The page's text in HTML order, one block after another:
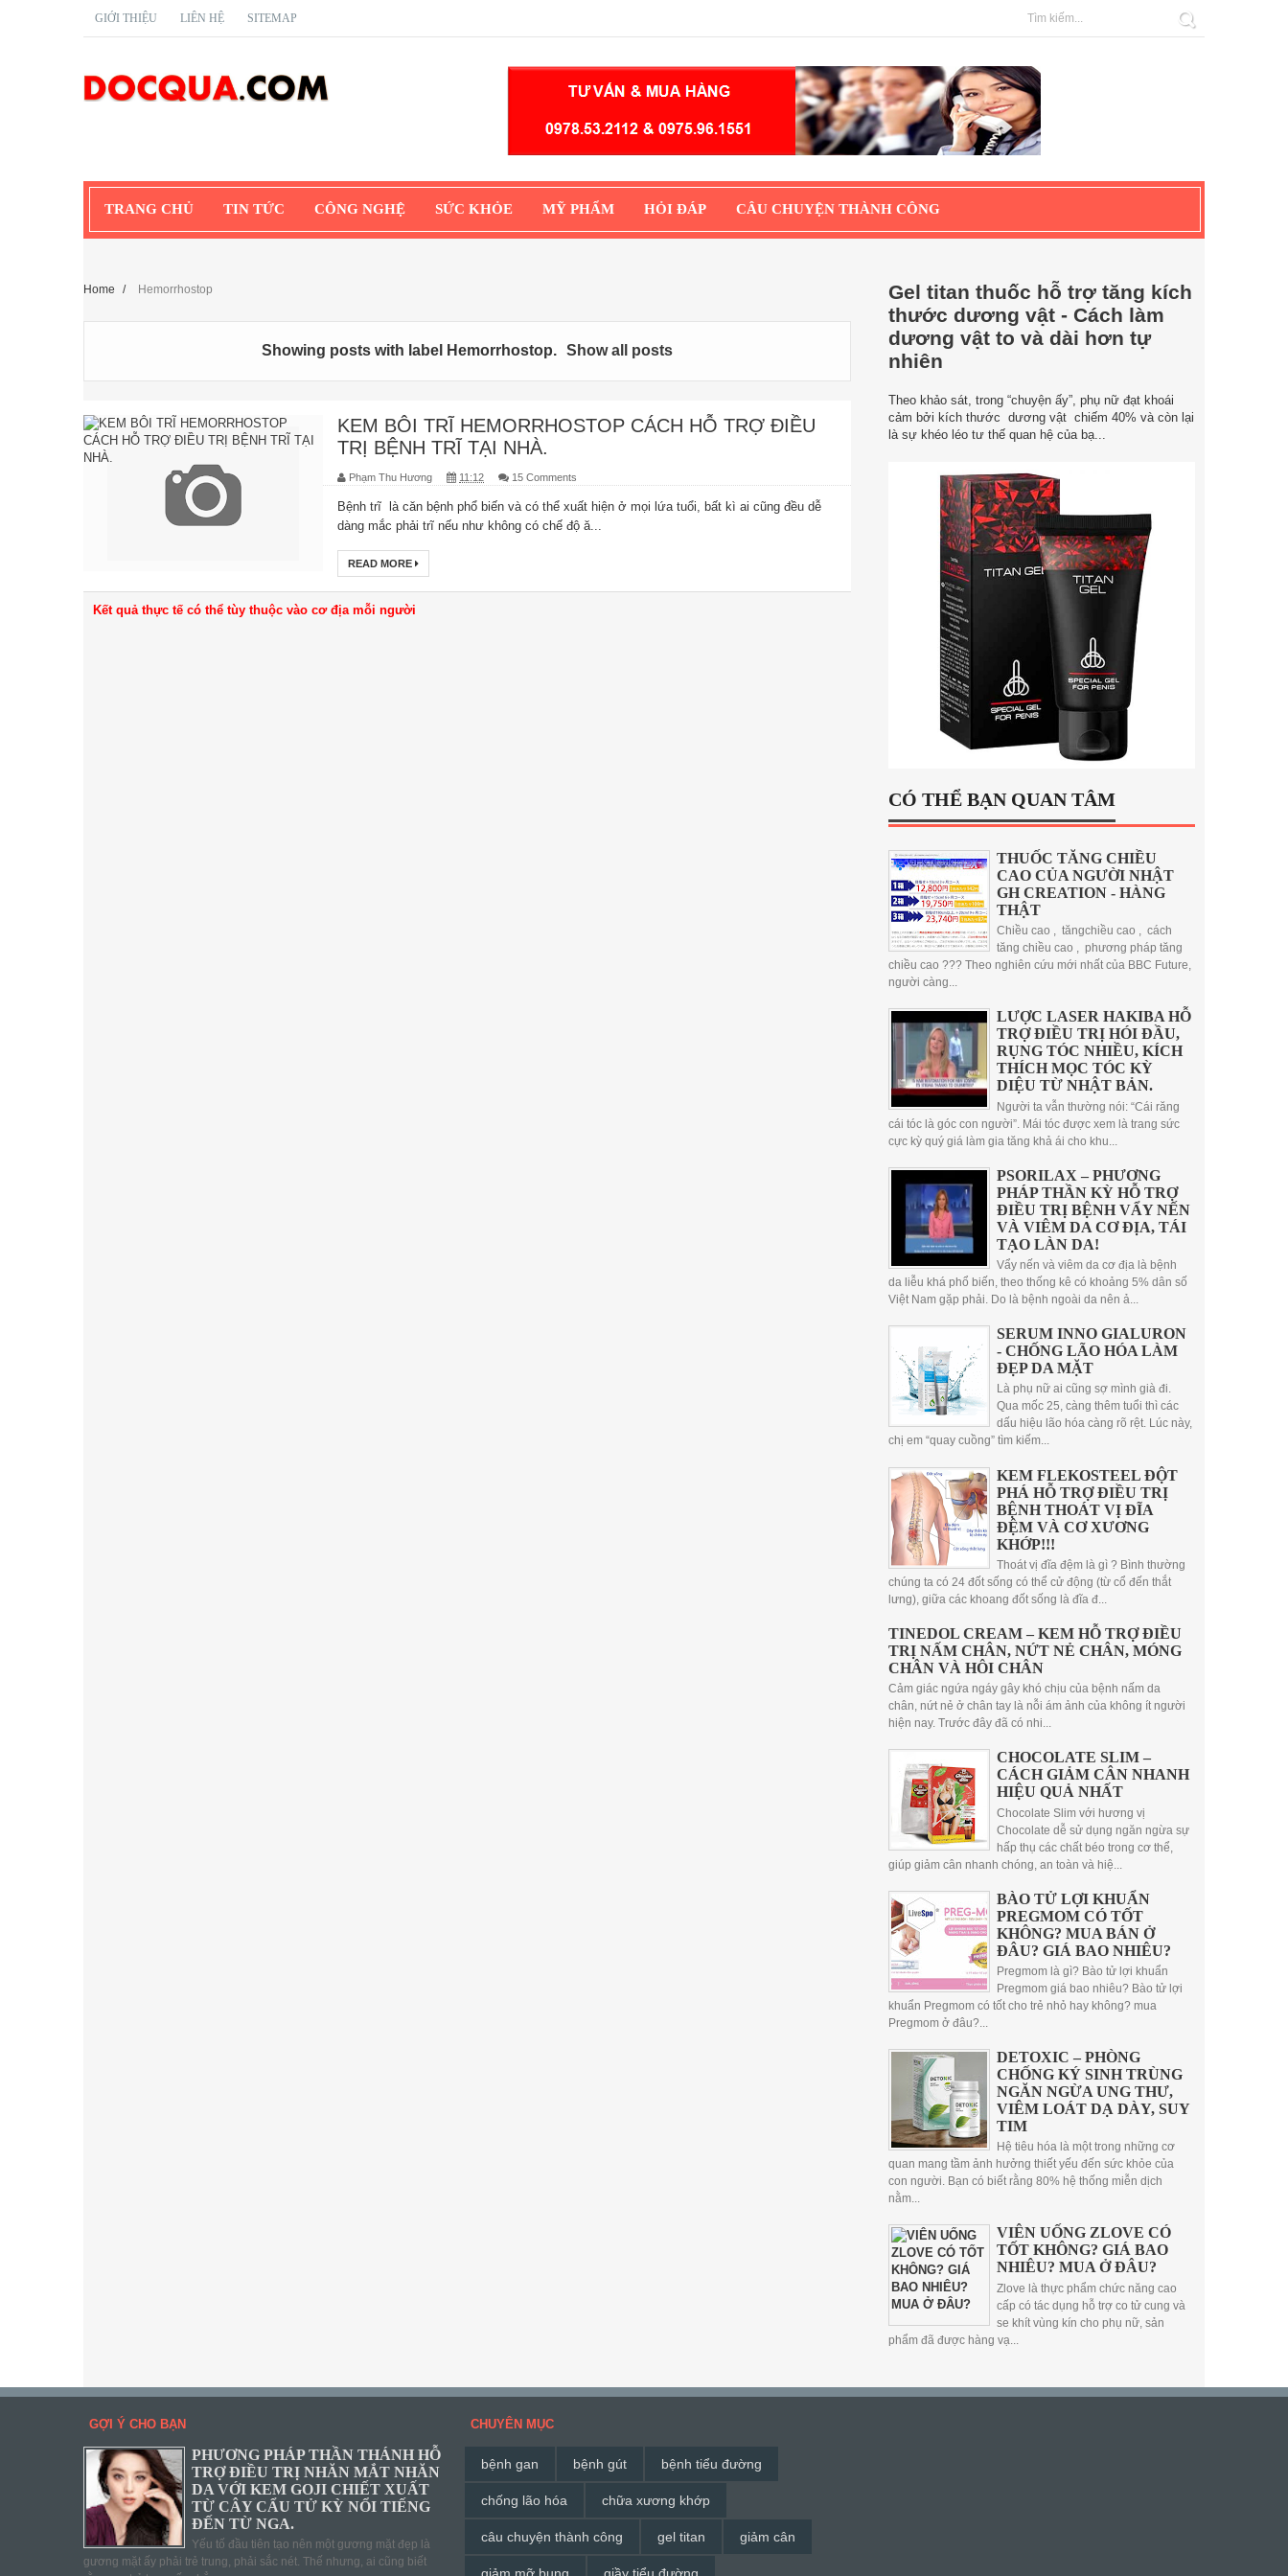
GIỚI THIỆU LIÊN HỆ SITEMAP
TRANG CHỦ TIN TỨC CÔNG NGHỆ SỨC KHỎE MỸ PHẨM HỎI ĐÁP CÂU CHUYỆN THÀNH CÔNG
Home / Hemorrhostop
Showing posts with label Hemorrhostop. Show all posts
KEM BÔI TRĨ HEMORRHOSTOP CÁCH HỖ TRỢ ĐIỀU
TRỊ BỆNH TRĨ TẠI NHÀ.
Phạm Thu Hương 11:12 15 Comments
Bệnh trĩ là căn bệnh phổ biến và có thể xuất hiện ở mọi lứa tuổi, bất kì ai cũng đều dễ
dàng mắc phải trĩ nếu như không có chế độ ă...
READ MORE
Kết quả thực tế có thể tùy thuộc vào cơ địa mỗi người
Gel titan thuốc hỗ trợ tăng kích
thước dương vật - Cách làm
dương vật to và dài hơn tự
nhiên
Theo khảo sát, trong “chuyện ấy”, phụ nữ đạt khoái
cảm bởi kích thước dương vật chiếm 40% và còn lại
là sự khéo léo tư thế quan hệ của bạ...
CÓ THỂ BẠN QUAN TÂM
THUỐC TĂNG CHIỀU
CAO CỦA NGƯỜI NHẬT
GH CREATION - HÀNG
THẬT
Chiều cao , tăngchiều cao , cách
tăng chiều cao , phương pháp tăng
chiều cao ??? Theo nghiên cứu mới nhất của BBC Future,
người càng...
LƯỢC LASER HAKIBA HỖ
TRỢ ĐIỀU TRỊ HÓI ĐẦU,
RỤNG TÓC NHIỀU, KÍCH
THÍCH MỌC TÓC KỲ
DIỆU TỪ NHẬT BẢN.
Người ta vẫn thường nói: “Cái răng
cái tóc là góc con người”. Mái tóc được xem là trang sức
cực kỳ quý giá làm gia tăng khả ái cho khu...
PSORILAX – PHƯƠNG
PHÁP THẦN KỲ HỖ TRỢ
ĐIỀU TRỊ BỆNH VẨY NẾN
VÀ VIÊM DA CƠ ĐỊA, TÁI
TẠO LÀN DA!
Vẩy nến và viêm da cơ địa là bệnh
da liễu khá phổ biến, theo thống kê có khoảng 5% dân số
Việt Nam gặp phải. Do là bệnh ngoài da nên ả...
SERUM INNO GIALURON
- CHỐNG LÃO HÓA LÀM
ĐẸP DA MẶT
Là phụ nữ ai cũng sợ mình già đi.
Qua mốc 25, càng thêm tuổi thì các
dấu hiệu lão hóa càng rõ rệt. Lúc này,
chị em “quay cuồng” tìm kiếm...
KEM FLEKOSTEEL ĐỘT
PHÁ HỖ TRỢ ĐIỀU TRỊ
BỆNH THOÁT VỊ ĐĨA
ĐỆM VÀ CƠ XƯƠNG
KHỚP!!!
Thoát vị đĩa đệm là gì ? Bình thường
chúng ta có 24 đốt sống có thể cử động (từ cổ đến thắt
lưng), giữa các khoang đốt sống là đĩa đ...
TINEDOL CREAM – KEM HỖ TRỢ ĐIỀU
TRỊ NẤM CHÂN, NỨT NẺ CHÂN, MÓNG
CHÂN VÀ HÔI CHÂN
Cảm giác ngứa ngáy gây khó chịu của bệnh nấm da
chân, nứt nẻ ở chân tay là nỗi ám ảnh của không ít người
hiện nay. Trước đây đã có nhi...
CHOCOLATE SLIM –
CÁCH GIẢM CÂN NHANH
HIỆU QUẢ NHẤT
Chocolate Slim với hương vị
Chocolate dễ sử dụng ngăn ngừa sự
hấp thụ các chất béo trong cơ thể,
giúp giảm cân nhanh chóng, an toàn và hiệ...
BÀO TỬ LỢI KHUẨN
PREGMOM CÓ TỐT
KHÔNG? MUA BÁN Ở
ĐÂU? GIÁ BAO NHIÊU?
Pregmom là gì? Bào tử lợi khuẩn
Pregmom giá bao nhiêu? Bào tử lợi
khuẩn Pregmom có tốt cho trẻ nhỏ hay không? mua
Pregmom ở đâu?...
DETOXIC – PHÒNG
CHỐNG KÝ SINH TRÙNG
NGĂN NGỪA UNG THƯ,
VIÊM LOÁT DẠ DÀY, SUY
TIM
Hệ tiêu hóa là một trong những cơ
quan mang tầm ảnh hưởng thiết yếu đến sức khỏe của
con người. Bạn có biết rằng 80% hệ thống miễn dịch
nằm...
VIÊN UỐNG ZLOVE CÓ
TỐT KHÔNG? GIÁ BAO
NHIÊU? MUA Ở ĐÂU?
Zlove là thực phẩm chức năng cao
cấp có tác dụng hỗ trợ co tử cung và
se khít vùng kín cho phụ nữ, sản
phẩm đã được hàng vạ...
GỢI Ý CHO BẠN
PHƯƠNG PHÁP THẦN THÁNH HỖ
TRỢ ĐIỀU TRỊ NHĂN MẮT NHĂN
DA VỚI KEM GOJI CHIẾT XUẤT
TỪ CÂY CẨU TỬ KỲ NỔI TIẾNG
ĐẾN TỪ NGA.
Yếu tố đầu tiên tạo nên một gương mặt đẹp là
gương mặt ấy phải trẻ trung, phải sắc nét. Thế nhưng, ai cũng biết
CHUYÊN MỤC
bệnh gan bệnh gút bệnh tiểu đường
chống lão hóa chữa xương khớp
câu chuyện thành công gel titan giảm cân